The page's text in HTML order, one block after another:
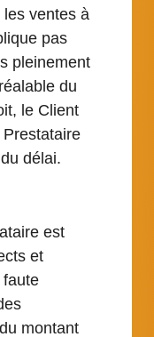
ventes à
pas
pleinement
du
le Client
délai.
est
et
faute
montant